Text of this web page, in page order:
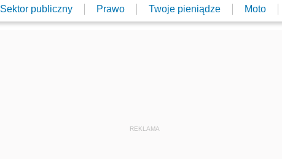
Sektor publiczny Prawo Twoje pieniądze Moto